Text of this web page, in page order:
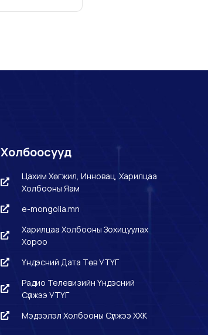
Холбоосууд
Цахим Хөгжил, Инновац, Харилцаа
Холбооны Яам
e-mongolia.mn
Харилцаа Холбооны Зохицуулах
Хороо
Үндэсний Дата Төв УТҮГ
Радио Телевизийн Үндэсний
Сүлжээ УТҮГ
Мэдээлэл Холбооны Сүлжээ ХХК